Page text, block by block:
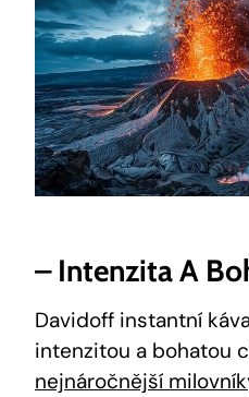
– Intenzita A
Davidoff instantní
intenzitou a bohatou
nejnáročnější